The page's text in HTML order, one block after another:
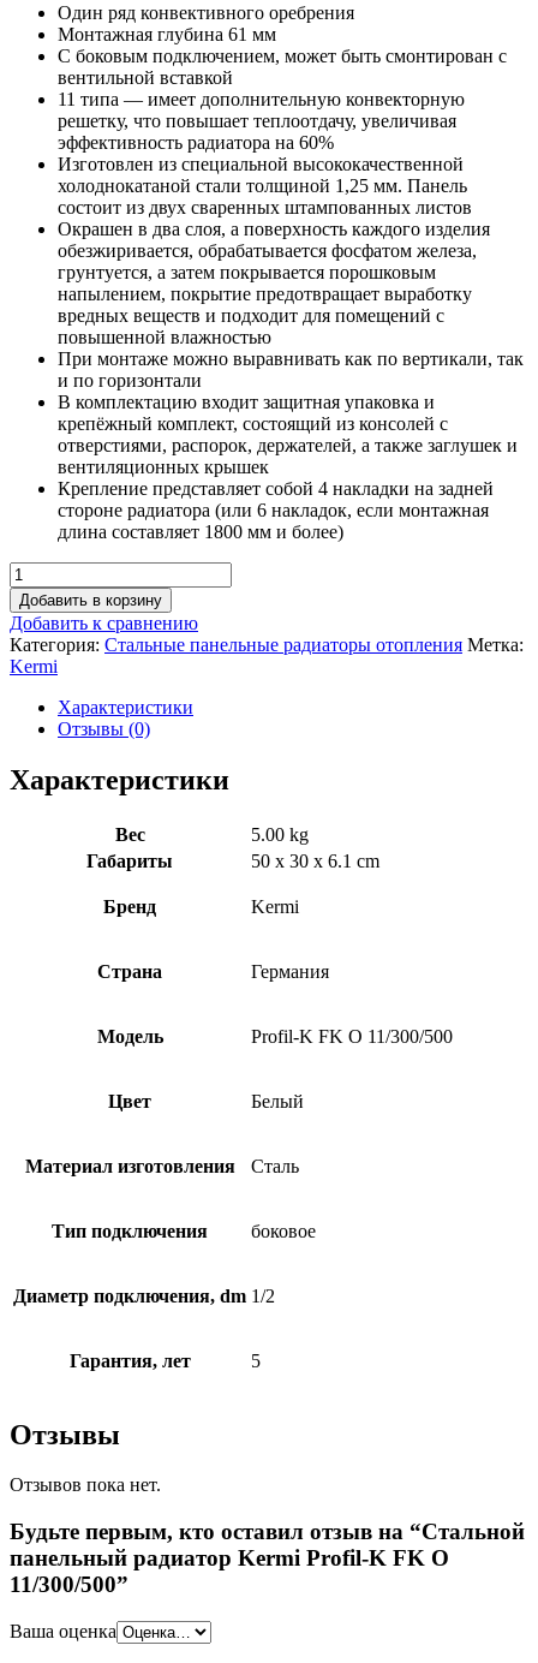
Один ряд конвективного оребрения
Монтажная глубина 61 мм
С боковым подключением, может быть смонтирован с
вентильной вставкой
11 типа — имеет дополнительную конвекторную
решетку, что повышает теплоотдачу, увеличивая
эффективность радиатора на 60%
Изготовлен из специальной высококачественной
холоднокатаной стали толщиной 1,25 мм. Панель
состоит из двух сваренных штампованных листов
Окрашен в два слоя, а поверхность каждого изделия
обезжиривается, обрабатывается фосфатом железа,
грунтуется, а затем покрывается порошковым
напылением, покрытие предотвращает выработку
вредных веществ и подходит для помещений с
повышенной влажностью
При монтаже можно выравнивать как по вертикали, так
и по горизонтали
В комплектацию входит защитная упаковка и
крепёжный комплект, состоящий из консолей с
отверстиями, распорок, держателей, а также заглушек и
вентиляционных крышек
Крепление представляет собой 4 накладки на задней
стороне радиатора (или 6 накладок, если монтажная
длина составляет 1800 мм и более)
Добавить в корзину
Добавить к сравнению
Категория: Стальные панельные радиаторы отопления Метка:
Kermi
Характеристики
Отзывы (0)
Характеристики
Вес
5.00 kg
Габариты
50 x 30 x 6.1 cm
Бренд Kermi
Страна Германия
Модель Profil-K FK O 11/300/500
Цвет Белый
Материал изготовления Сталь
Тип подключения боковое
Диаметр подключения, dm 1/2
Гарантия, лет 5
Отзывы
Отзывов пока нет.
Будьте первым, кто оставил отзыв на “Стальной
панельный радиатор Kermi Profil-K FK O
11/300/500”
Ваша оценка